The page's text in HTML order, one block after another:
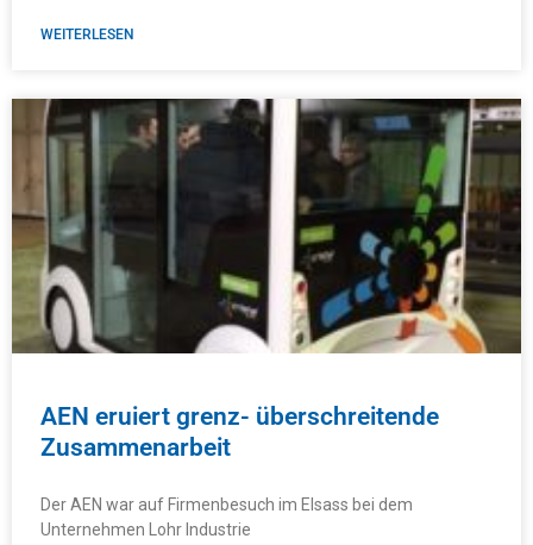
WEITERLESEN
AEN eruiert grenz- überschreitende
Zusammenarbeit
Der AEN war auf Firmenbesuch im Elsass bei dem
Unternehmen Lohr Industrie